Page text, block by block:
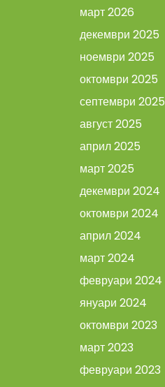
март 2026
декември 2025
ноември 2025
октомври 2025
септември 2025
август 2025
април 2025
март 2025
декември 2024
октомври 2024
април 2024
март 2024
февруари 2024
януари 2024
октомври 2023
март 2023
февруари 2023